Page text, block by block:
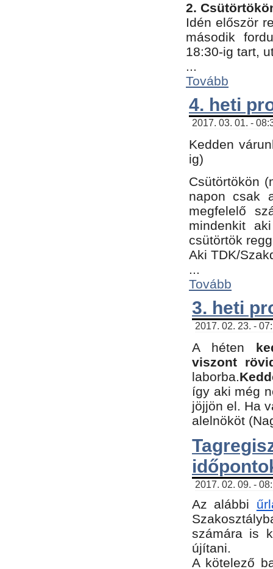
2.
Idén először
második
18:30-ig tart,
...
Tovább
4. heti
2017. 03. 01. -
Kedden
ig)
Csütörtökön
napon csak
megfelelő
mindenkit
csütörtök
Aki TDK/
...
Tovább
3. heti
2017. 02. 23. -
A héten
viszont
laborba.
így aki még
jöjjön el. Ha
alelnököt
2017. 02. 09. -
Az alábbi
számára is
újítani.
​A kötelező